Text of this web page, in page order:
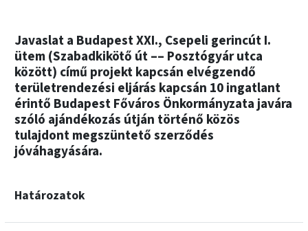
Javaslat a Budapest XXI., Csepeli gerincút I.
ütem (Szabadkikötő út –– Posztógyár utca
között) című projekt kapcsán elvégzendő
területrendezési eljárás kapcsán 10 ingatlant
érintő Budapest Főváros Önkormányzata javára
szóló ajándékozás útján történő közös
tulajdont megszüntető szerződés
jóváhagyására.
Határozatok